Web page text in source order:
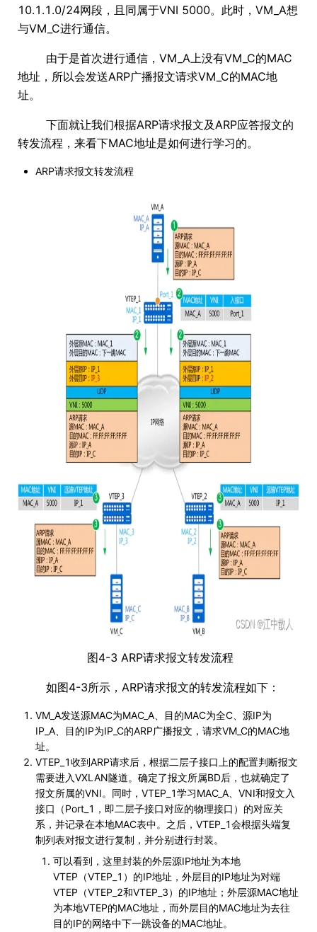
10.1.1.0/24网段，且同属于VNI 5000。此时，VM_A想
与VM_C进行通信。
由于是首次进行通信，VM_A上没有VM_C的MAC
地址，所以会发送ARP广播报文请求VM_C的MAC地
址。
下面就让我们根据ARP请求报文及ARP应答报文的
转发流程，来看下MAC地址是如何进行学习的。
ARP请求报文转发流程
图4-3 ARP请求报文转发流程
如图4-3所示，ARP请求报文的转发流程如下：
VM_A发送源MAC为MAC_A、目的MAC为全C、源IP为
IP_A、目的IP为IP_C的ARP广播报文，请求VM_C的MAC地
址。
VTEP_1收到ARP请求后，根据二层子接口上的配置判断报文
需要进入VXLAN隧道。确定了报文所属BD后，也就确定了
报文所属的VNI。同时，VTEP_1学习MAC_A、VNI和报文入
接口（Port_1，即二层子接口对应的物理接口）的对应关
系，并记录在本地MAC表中。之后，VTEP_1会根据头端复
制列表对报文进行复制，并分别进行封装。
可以看到，这里封装的外层源IP地址为本地
VTEP（VTEP_1）的IP地址，外层目的IP地址为对端
VTEP（VTEP_2和VTEP_3）的IP地址；外层源MAC地址
为本地VTEP的MAC地址，而外层目的MAC地址为去往
目的IP的网络中下一跳设备的MAC地址。